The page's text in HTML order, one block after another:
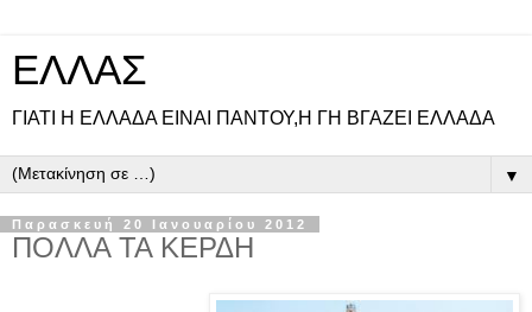
ΕΛΛΑΣ
ΓΙΑΤΙ Η ΕΛΛΑΔΑ ΕΙΝΑΙ ΠΑΝΤΟΥ,Η ΓΗ ΒΓΑΖΕΙ ΕΛΛΑΔΑ
▼
Παρασκευή 20 Ιανουαρίου 2012
ΠΟΛΛΑ ΤΑ ΚΕΡΔΗ